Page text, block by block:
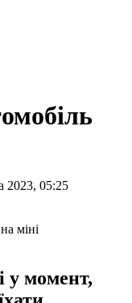
2023, 05:25
у момент,